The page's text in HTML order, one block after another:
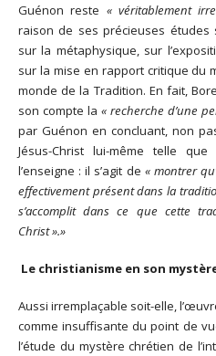
Guénon reste « véritablement
raison de ses précieuses études
sur la métaphysique, sur
sur la mise en rapport critique du
monde de la Tradition. En fait,
son compte la « recherche d’une
par Guénon en concluant, non
Jésus-Christ lui-même telle
l’enseigne : il s’agit de « montrer
effectivement présent dans la
s’accomplit dans ce que cette
Christ ».»
Le christianisme en son
Aussi irremplaçable soit-elle,
comme insuffisante du point de
l’étude du mystère chrétien de